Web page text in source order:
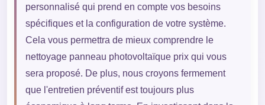
personnalisé qui prend en compte vos besoins
spécifiques et la configuration de votre système.
Cela vous permettra de mieux comprendre le
nettoyage panneau photovoltaïque prix qui vous
sera proposé. De plus, nous croyons fermement
que l'entretien préventif est toujours plus